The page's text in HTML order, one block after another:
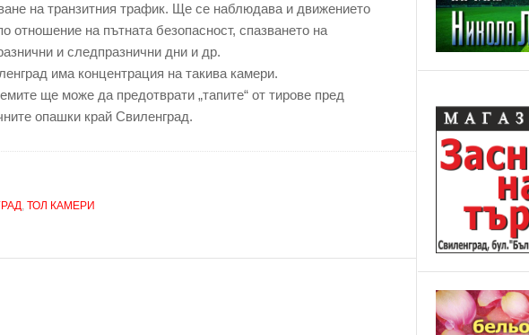
на транзитния трафик. Ще се наблюдава и движението
отношение на пътната безопасност, спазването на
и следпразнични дни и др.
има концентрация на такива камери.
ще може да предотврати „тапите“ от тирове пред
опашки край Свиленград.
, ТОЛ КАМЕРИ